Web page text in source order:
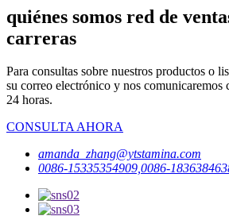
quiénes somos red de
carreras
Para consultas sobre nuestros productos o
su correo electrónico y nos comunicaremos
24 horas.
CONSULTA AHORA
amanda_zhang@ytstamina.com
0086-15335354909,0086-